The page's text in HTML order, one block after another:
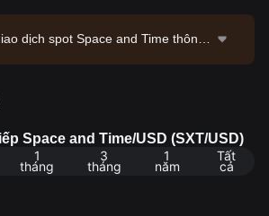
dịch spot Space and Time thông
Time có vốn hóa thị trường là $9,98
cung lưu hành là 1.40B SXT. Nguồ
dịch Bitget. Cập nhật mới nhất: 20
Space and Time/USD (SXT/USD)
1
tháng
3
tháng
1
năm
Tất
cả